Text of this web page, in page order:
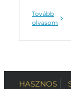
Tovább
olvasom
HASZNOS